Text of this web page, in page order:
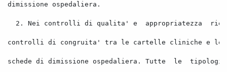
dimissione ospedaliera.
2. Nei controlli di qualita' e appropriatezza
controlli di congruita' tra le cartelle cliniche e le
schede di dimissione ospedaliera. Tutte le tipologie